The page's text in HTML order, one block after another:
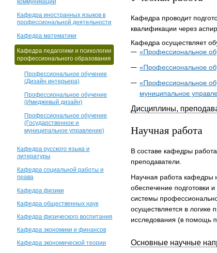
коммуникаций
Кафедра иностранных языков в
профессиональной деятельности
Кафедра математики
Кафедра педагогики и психологии
профессионального образования
Профессиональное обучение
(Дизайн интерьера)
Профессиональное обучение
(Имиджевый дизайн)
Профессиональное обучение
(Государственное и
муниципальное управление)
Кафедра русского языка и
литературы
Кафедра социальной работы и
права
Кафедра физики
Кафедра общественных наук
Кафедра физического воспитания
Кафедра экономики и финансов
Кафедра экономической теории
Кафедра проводит
квалификации через
Кафедра осуществляет
«Профессиональное
«Профессиональное
«Профессиональное
муниципальное
Дисциплины,
Научная работа
В составе кафедры
преподаватели.
Научная работа кафедры
обеспечение подготовки
системы
осуществляется в логике
исследования (в помощь
Основные научные